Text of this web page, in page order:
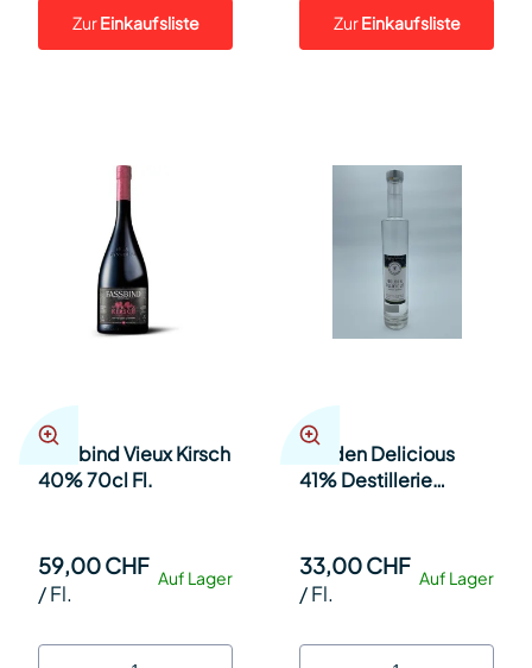
ZurEinkaufsliste ZurEinkaufsliste
Fassbind Vieux Kirsch
40% 70cl Fl.
Auf Lager
59,00 CHF
/Fl.
Golden Delicious
41% Destillerie
Auf Lager
33,00 CHF
/Fl.